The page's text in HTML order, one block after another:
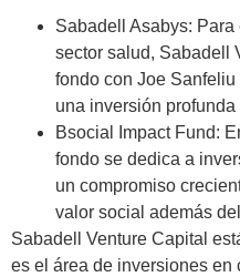
Sabadell Asabys:
sector salud, Sabadell
fondo con Joe
una inversión
Bsocial Impact Fund:
fondo se dedica a
un compromiso
valor social además
Sabadell Venture Capital
es el área de inversiones